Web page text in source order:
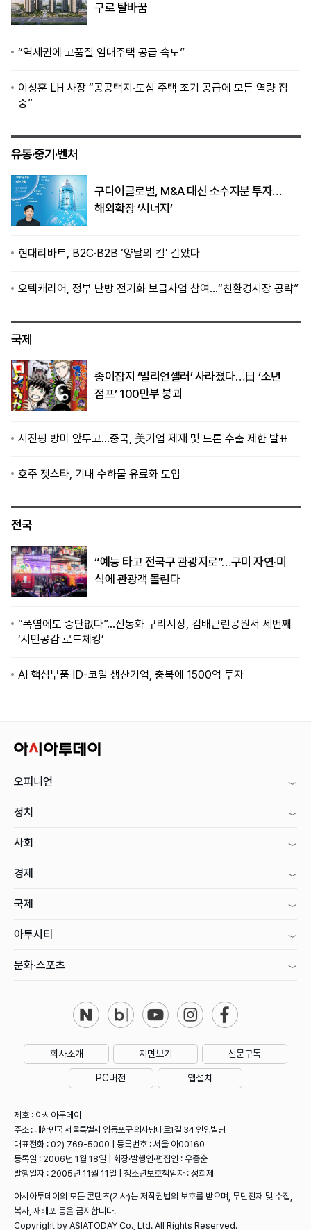
구로 탈바꿈
“역세권에 고품질 임대주택 공급 속도”
이성훈 LH 사장 “공공택지·도심 주택 조기 공급에 모든 역량 집
중”
유통·중기·벤처
구다이글로벌, M&A 대신 소수지분 투자…
해외확장 ‘시너지’
현대리바트, B2C·B2B ‘양날의 칼’ 갈았다
오텍캐리어, 정부 난방 전기화 보급사업 참여…“친환경시장 공략”
국제
종이잡지 ‘밀리언셀러’ 사라졌다…日 ‘소년
점프’ 100만부 붕괴
시진핑 방미 앞두고…중국, 美기업 제재 및 드론 수출 제한 발표
호주 젯스타, 기내 수하물 유료화 도입
전국
“예능 타고 전국구 관광지로”…구미 자연·미
식에 관광객 몰린다
“폭염에도 중단없다”…신동화 구리시장, 검배근린공원서 세번째
‘시민공감 로드체킹’
AI 핵심부품 ID-코일 생산기업, 충북에 1500억 투자
오피니언
정치
사회
경제
국제
아투시티
문화·스포츠
회사소개 지면보기 신문구독
PC버전 앱설치
제호 : 아시아투데이
주소 : 대한민국 서울특별시 영등포구 의사당대로1길 34 인영빌딩
대표전화 : 02) 769-5000 | 등록번호 : 서울 아00160
등록일 : 2006년 1월 18일 | 회장·발행인·편집인 : 우종순
발행일자 : 2005년 11월 11일 | 청소년보호책임자 : 성희제
아시아투데이의 모든 콘텐츠(기사)는 저작권법의 보호를 받으며, 무단전재 및 수집,
복사, 재배포 등을 금지합니다.
Copyright by ASIATODAY Co., Ltd. All Rights Reserved.